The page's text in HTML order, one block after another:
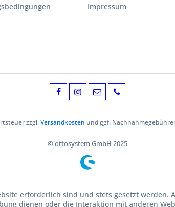
Impressum
zzgl.Versandkosten und ggf.
© ottosystem GmbH 2025
erforderlich sind und stets gesetzt werden.
dienen oder die Interaktion mit anderen